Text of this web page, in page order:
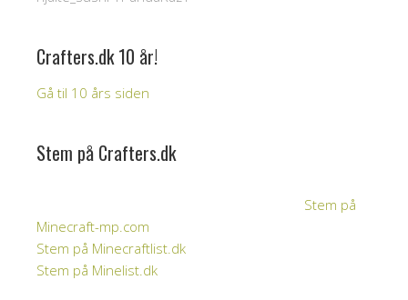
Crafters.dk 10 år!
Gå til 10 års siden
Stem på Crafters.dk
Stem på
Minecraft-mp.com
Stem på Minecraftlist.dk
Stem på Minelist.dk